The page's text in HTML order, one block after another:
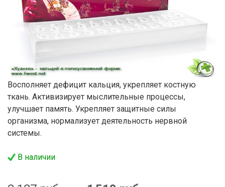
Восполняет дефицит кальция, укрепляет костную
ткань. Активизирует мыслительные процессы,
улучшает память. Укрепляет защитные силы
организма, нормализует деятельность нервной
системы.
В наличии